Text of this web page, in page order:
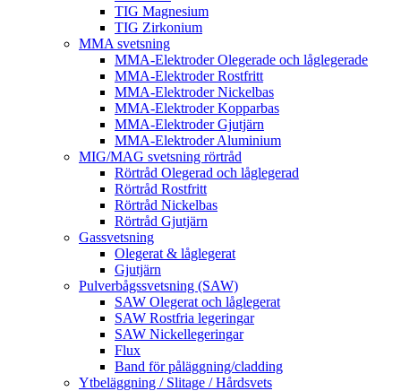
TIG Magnesium
TIG Zirkonium
MMA svetsning
MMA-Elektroder Olegerade och låglegerade
MMA-Elektroder Rostfritt
MMA-Elektroder Nickelbas
MMA-Elektroder Kopparbas
MMA-Elektroder Gjutjärn
MMA-Elektroder Aluminium
MIG/MAG svetsning rörtråd
Rörtråd Olegerad och låglegerad
Rörtråd Rostfritt
Rörtråd Nickelbas
Rörtråd Gjutjärn
Gassvetsning
Olegerat & låglegerat
Gjutjärn
Pulverbågssvetsning (SAW)
SAW Olegerat och låglegerat
SAW Rostfria legeringar
SAW Nickellegeringar
Flux
Band för påläggning/cladding
Ytbeläggning / Slitage / Hårdsvets